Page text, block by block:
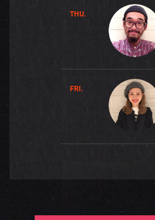
年目の今
ばっていま
ますが、
けていま
会人チー
す。学生
したものの
だ！」と
ミリタリ
はネイビ
イヤルネ
う？」と
を馳せて
リタリーに
THU.
中学2年生
来、アメ
ざまなジ
FRI.